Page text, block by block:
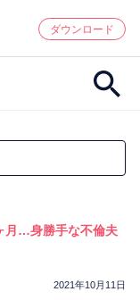
ダウンロード
月…身勝手な不倫夫
2021年10月11日